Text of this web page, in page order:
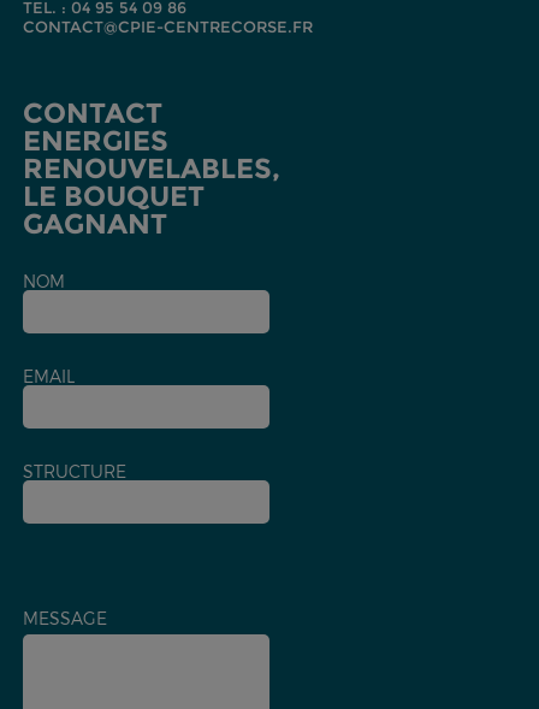
TEL. : 04 95 54 09 86
CONTACT@CPIE-CENTRECORSE.FR
CONTACT
ENERGIES
RENOUVELABLES,
LE BOUQUET
GAGNANT
NOM
EMAIL
STRUCTURE
MESSAGE